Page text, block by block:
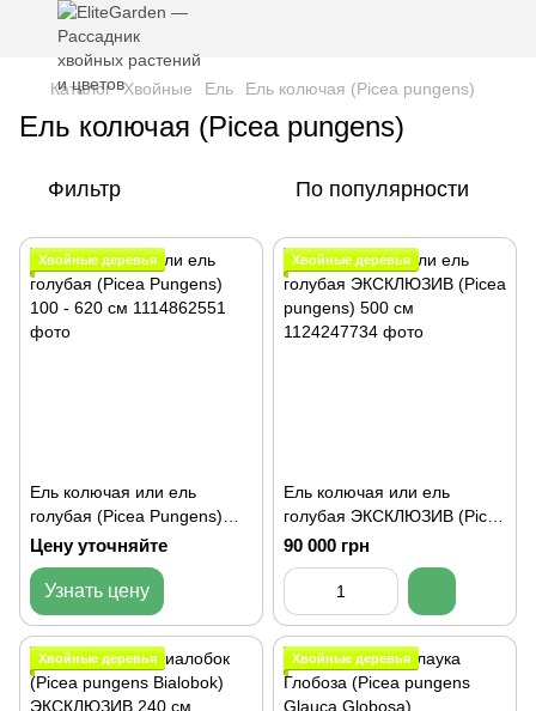
Каталог Хвойные Ель Ель колючая (Picea pungens)
Ель колючая (Picea pungens)
Фильтр По популярности
Хвойные деревья
Ель колючая или ель
голубая (Picea Pungens)
100 - 620 см
Цену уточняйте
Узнать цену
Хвойные деревья
Ель колючая или ель
голубая ЭКСКЛЮЗИВ (Picea
pungens) 500 см
90 000 грн
Хвойные деревья Хвойные деревья